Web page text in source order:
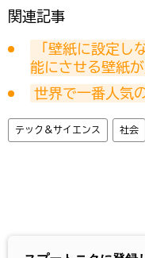
関連記事
「壁紙に設定
能にさせる壁紙
世界で一番人気
テック＆サイエンス 社会